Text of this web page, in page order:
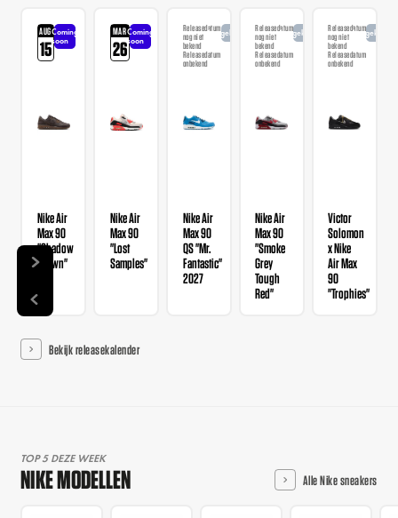
AUG
15
Coming
soon
Nike Air
Max 90
"Shadow
Brown"
MAR
26
Coming
soon
Nike Air
Max 90
"Lost
Samples"
Releasedatum
nog niet
bekend
Releasedatum
onbekend
Aangekondigd
Nike Air
Max 90
QS "Mr.
Fantastic"
2027
Releasedatum
nog niet
bekend
Releasedatum
onbekend
Aangekondigd
Nike Air
Max 90
"Smoke
Grey
Tough
Red"
Releasedatum
nog niet
bekend
Releasedatum
onbekend
Victor
Solomon
x Nike
Air Max
90
"Trophies"
Bekijk releasekalender
TOP 5 DEZE WEEK
NIKE MODELLEN Alle Nike sneakers